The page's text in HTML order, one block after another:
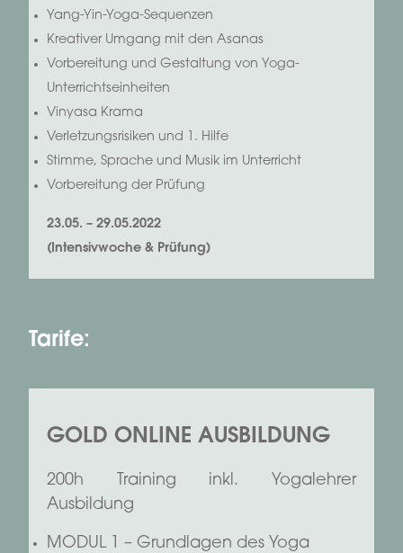
Yang-Yin-Yoga-Sequenzen
Kreativer Umgang mit den Asanas
Vorbereitung und Gestaltung von Yoga-
Unterrichtseinheiten
Vinyasa Krama
Verletzungsrisiken und 1. Hilfe
Stimme, Sprache und Musik im Unterricht
Vorbereitung der Prüfung
23.05. – 29.05.2022
(Intensivwoche & Prüfung)
Tarife:
GOLD ONLINE AUSBILDUNG
200h Training inkl. Yogalehrer
Ausbildung
MODUL 1 – Grundlagen des Yoga